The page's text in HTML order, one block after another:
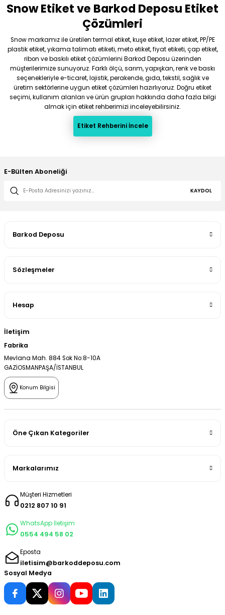
Gönder
Snow Etiket ve Barkod Deposu Etiket
Çözümleri
Snow markamız ile üretilen termal etiket, kuşe etiket, lazer etiket, PP/PE
plastik etiket, yıkama talimatı etiketi, meto etiket, fiyat etiketi, çap etiket,
ribon ve baskılı etiket çözümlerini Barkod Deposu üzerinden
müşterilerimize sunuyoruz. Farklı ölçü, sarım, yapışkan, renk ve baskı
seçenekleriyle e-ticaret, lojistik, perakende, gıda, tekstil, sağlık ve
üretim sektörlerine uygun etiket çözümleri hazırlıyoruz. Doğru etiket
seçimi, kullanım alanları ve ürün grupları hakkında daha fazla bilgi
almak için etiket rehberimizi inceleyebilirsiniz.
Etiket Rehberini İncele
E-Bülten Aboneliği
KAYDOL
Barkod Deposu
Sözleşmeler
Hesap
İletişim
Fabrika
Mevlana Mah. 884 Sok No:8-10A
GAZİOSMANPAŞA/İSTANBUL
Konum Bilgisi
Öne Çıkan Kategoriler
Markalarımız
Müşteri Hizmetleri
0212 807 10 91
WhatsApp İletişim
0554 494 58 02
Eposta
iletisim@barkoddeposu.com
Sosyal Medya